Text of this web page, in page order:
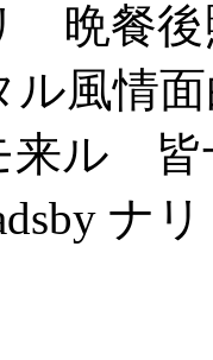
晩餐
ル風情
ル 皆
ナリ